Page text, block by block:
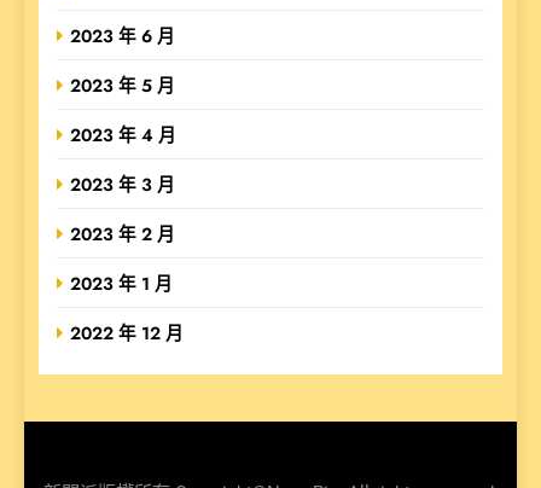
2023 年 6 月
2023 年 5 月
2023 年 4 月
2023 年 3 月
2023 年 2 月
2023 年 1 月
2022 年 12 月